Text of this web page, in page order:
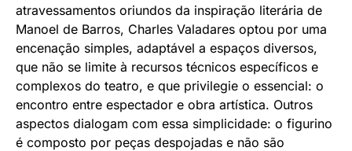
atravessamentos oriundos da inspiração literária de
Manoel de Barros, Charles Valadares optou por uma
encenação simples, adaptável a espaços diversos,
que não se limite à recursos técnicos específicos e
complexos do teatro, e que privilegie o essencial: o
encontro entre espectador e obra artística. Outros
aspectos dialogam com essa simplicidade: o figurino
é composto por peças despojadas e não são